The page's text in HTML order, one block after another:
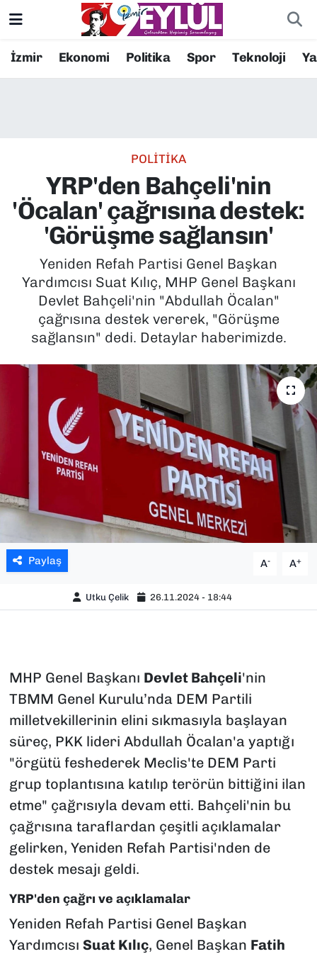
İzmir Ekonomi Politika Spor Teknoloji
POLİTİKA
YRP'den Bahçeli'nin
'Öcalan' çağrısına destek:
'Görüşme sağlansın'
Yeniden Refah Partisi Genel Başkan
Yardımcısı Suat Kılıç, MHP Genel Başkanı
Devlet Bahçeli'nin "Abdullah Öcalan"
çağrısına destek vererek, "Görüşme
sağlansın" dedi. Detaylar haberimizde.
Paylaş A- A+
Utku Çelik 26.11.2024 - 18:44
MHP Genel Başkanı Devlet Bahçeli'nin
TBMM Genel Kurulu’nda DEM Partili
milletvekillerinin elini sıkmasıyla başlayan
süreç, PKK lideri Abdullah Öcalan'a yaptığı
"örgütü feshederek Meclis'te DEM Parti
grup toplantısına katılıp terörün bittiğini ilan
etme" çağrısıyla devam etti. Bahçeli'nin bu
çağrısına taraflardan çeşitli açıklamalar
gelirken, Yeniden Refah Partisi'nden de
destek mesajı geldi.
YRP'den çağrı ve açıklamalar
Yeniden Refah Partisi Genel Başkan
Yardımcısı Suat Kılıç, Genel Başkan Fatih
Resmi İlanlar
EKONOMİ
KÜLTÜR SANAT
MAGAZİN
POLİTİKA
SAĞLIK
TEKNOLOJİ
YAŞAM
Konak Nöbetçi Eczaneler
Süper Lig Puan Durumu ve Fikstür
Tüm Manşetler
Son Dakika Haberleri
Haber Arşivi